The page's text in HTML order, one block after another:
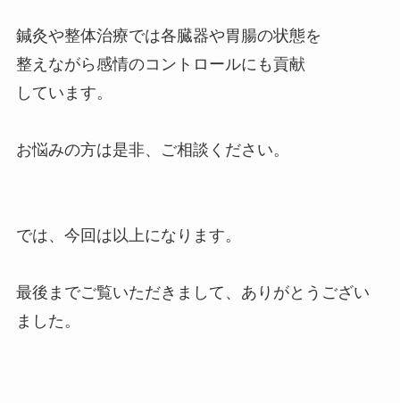
鍼灸や整体治療では各臓器や胃腸の状態を
整えながら感情のコントロールにも貢献
しています。
お悩みの方は是非、ご相談ください。
では、今回は以上になります。
最後までご覧いただきまして、ありがとうござい
ました。